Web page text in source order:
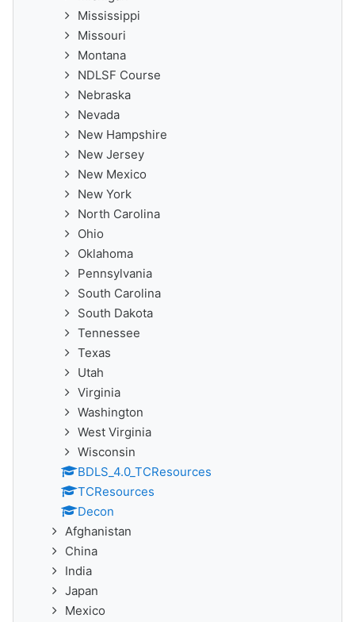
Mississippi
Missouri
Montana
NDLSF Course
Nebraska
Nevada
New Hampshire
New Jersey
New Mexico
New York
North Carolina
Ohio
Oklahoma
Pennsylvania
South Carolina
South Dakota
Tennessee
Texas
Utah
Virginia
Washington
West Virginia
Wisconsin
BDLS_4.0_TCResources
TCResources
Decon
Afghanistan
China
India
Japan
Mexico